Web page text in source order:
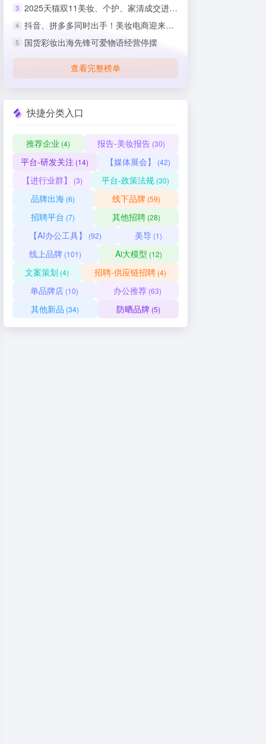
3 2025天猫双11美妆、个护、家清成交进度排行榜
4 抖音、拼多多同时出手！美妆电商迎来史上最严整治
5 国货彩妆出海先锋可爱物语经营停摆
查看完整榜单
快捷分类入口
推荐企业 (4) 报告-美妆报告 (30)
平台-研发关注 (14) 【媒体展会】 (42)
【进行业群】 (3) 平台-政策法规 (30)
品牌出海 (6) 线下品牌(59)
招聘平台 (7) 其他招聘(28)
【AI办公工具】 (92) 美导 (1)
线上品牌 (101) Ai大模型 (12)
文案策划 (4) 招聘-供应链招聘(4)
单品牌店(10) 办公推荐(63)
其他新品 (34) 防晒品牌(5)